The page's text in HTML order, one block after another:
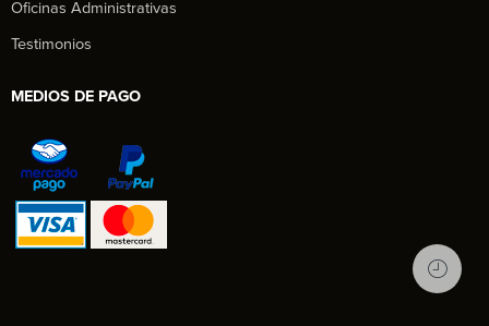
Oficinas Administrativas
Testimonios
MEDIOS DE PAGO